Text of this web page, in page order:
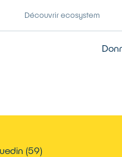
Découvrir ecosystem
(59)